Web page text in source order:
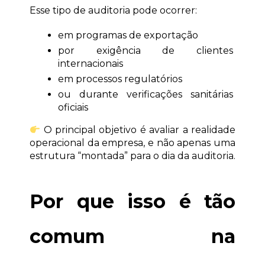
Esse tipo de auditoria pode ocorrer:
em programas de exportação
por exigência de clientes
internacionais
em processos regulatórios
ou durante verificações sanitárias
oficiais
O principal objetivo é avaliar a realidade
operacional da empresa, e não apenas uma
estrutura “montada” para o dia da auditoria.
Por que isso é tão
comum na